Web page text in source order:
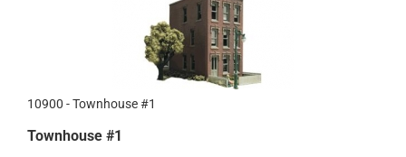
10900 - Townhouse #1
Townhouse #1